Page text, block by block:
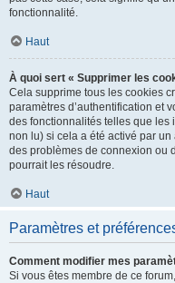
fonctionnalité.
Haut
À quoi sert « Supprimer les
Cela supprime tous les cookies
paramètres d’authentification et
des fonctionnalités telles que les
non lu) si cela a été activé par
des problèmes de connexion ou
pourrait les résoudre.
Haut
Paramètres et
Comment modifier mes
Si vous êtes membre de ce